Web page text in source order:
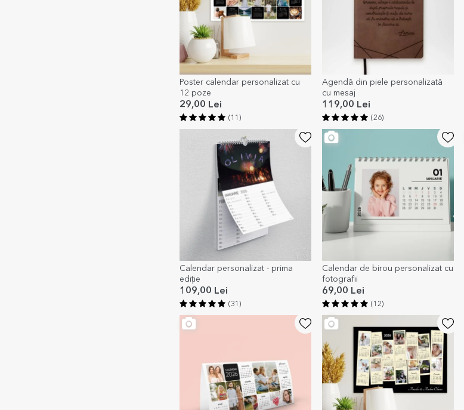
Poster calendar personalizat cu
12 poze
29,00 Lei
(11)
Agendă din piele personalizată
cu mesaj
119,00 Lei
(26)
Calendar personalizat - prima
ediție
109,00 Lei
(31)
Calendar de birou personalizat cu
fotografii
69,00 Lei
(12)